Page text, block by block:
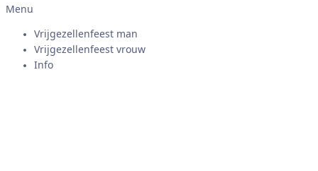
Menu
Vrijgezellenfeest man
Vrijgezellenfeest vrouw
Info